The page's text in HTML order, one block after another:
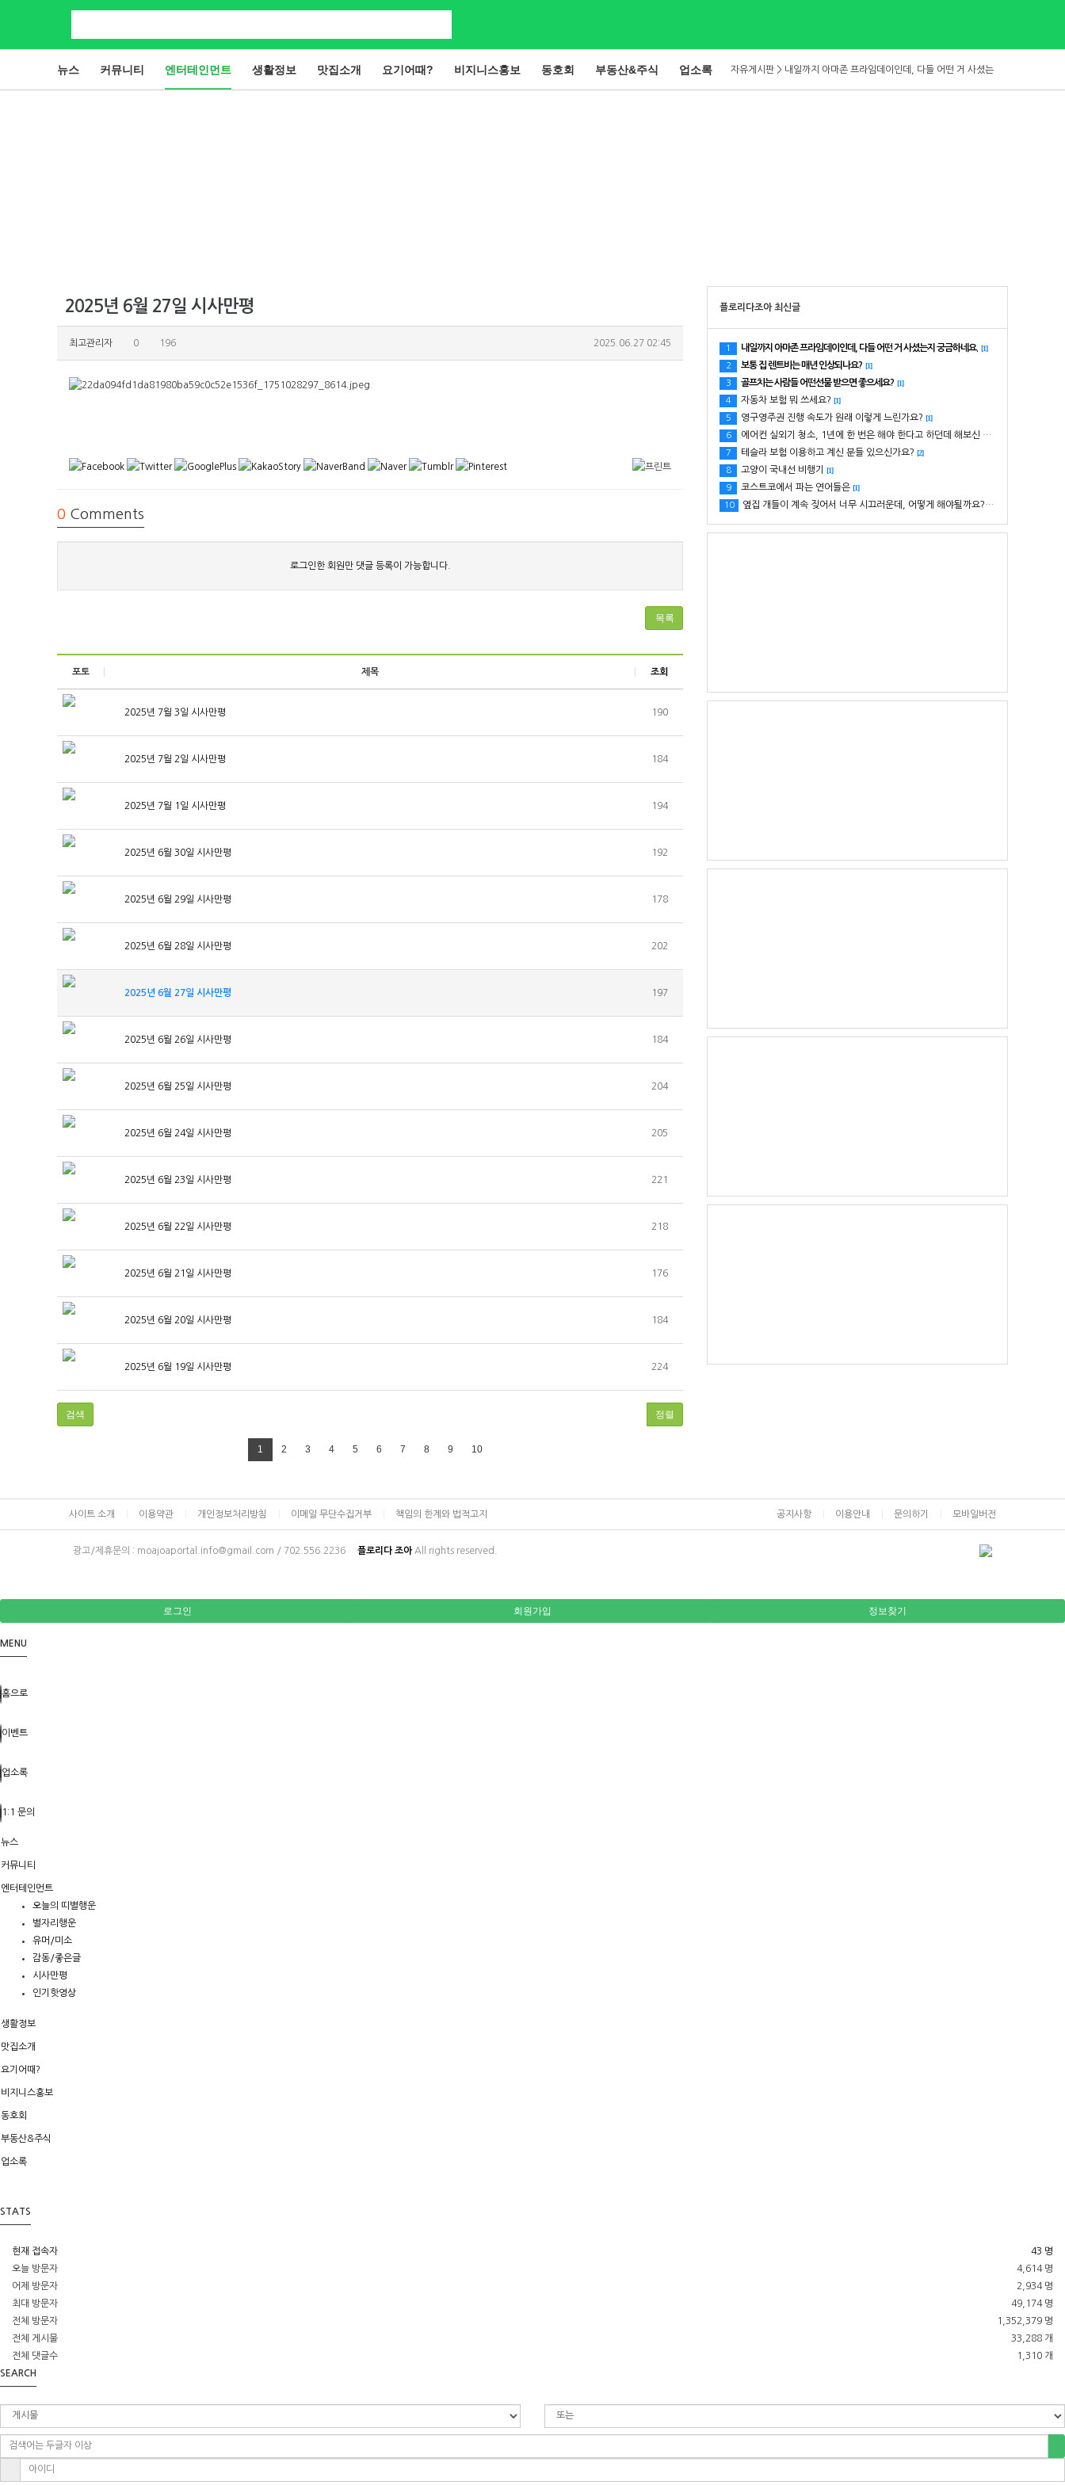
자유게시판 > 내일까지 아마존 프라임데이인데, 다들 어떤 거 사셨는지 궁금하네요.
뉴스 커뮤니티 엔터테인먼트 생활정보 맛집소개 요기어때? 비지니스홍보 동호회 부동산&주식 업소록
2025년 6월 27일 시사만평
최고관리자 0 196 2025.06.27 02:45
0 Comments
로그인한 회원만 댓글 등록이 가능합니다.
목록
포토 제목 조회
2025년 7월 3일 시사만평 190
2025년 7월 2일 시사만평 184
2025년 7월 1일 시사만평 194
2025년 6월 30일 시사만평 192
2025년 6월 29일 시사만평 178
2025년 6월 28일 시사만평 202
2025년 6월 27일 시사만평 197
2025년 6월 26일 시사만평 184
2025년 6월 25일 시사만평 204
2025년 6월 24일 시사만평 205
2025년 6월 23일 시사만평 221
2025년 6월 22일 시사만평 218
2025년 6월 21일 시사만평 176
2025년 6월 20일 시사만평 184
2025년 6월 19일 시사만평 224
정렬
검색
1 2 3 4 5 6 7 8 9 10
플로리다조아 최신글
1 내일까지 아마존 프라임데이인데, 다들 어떤 거 사셨는지 궁금하네요. [1]
2
보통 집 렌트비는 매년 인상되나요? [1]
3
골프치는 사람들 어떤선물 받으면 좋으세요? [1]
4
자동차 보험 뭐 쓰세요? [1]
5
영구영주권 진행 속도가 원래 이렇게 느린가요? [1]
6
에어컨 실외기 청소, 1년에 한 번은 해야 한다고 하던데 해보신 분 있으세요?
7
테슬라 보험 이용하고 계신 분들 있으신가요? [2]
8
고양이 국내선 비행기
[1]
9
코스트코에서 파는 연어들은 [1]
10
옆집 개들이 계속 짖어서 너무 시끄러운데, 어떻게 해야될까요? ㅠㅠ
사이트 소개 이용약관 개인정보처리방침 이메일 무단수집거부 책임의 한계와 법적고지 공지사항 이용안내 문의하기 모바일버전
광고/제휴문의 : moajoaportal.info@gmail.com / 702.556.2236 플로리다 조아 All rights reserved.
로그인 회원가입 정보찾기
MENU
홈으로
이벤트
업소록
1:1 문의
뉴스
커뮤니티
엔터테인먼트
오늘의 띠별행운
별자리행운
유머/미소
감동/좋은글
시사만평
인기핫영상
생활정보
맛집소개
요기어때?
비지니스홍보
동호회
부동산&주식
업소록
STATS
43 명
현재 접속자
4,614 명
오늘 방문자
2,934 명
어제 방문자
49,174 명
최대 방문자
1,352,379 명
전체 방문자
33,288 개
전체 게시물
1,310 개
전체 댓글수
SEARCH